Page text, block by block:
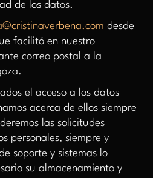
de los datos.
desde
facilitó en nuestro
correo postal a la
el acceso a los datos
acerca de ellos siempre
las solicitudes
personales, siempre y
soporte y sistemas lo
su almacenamiento y